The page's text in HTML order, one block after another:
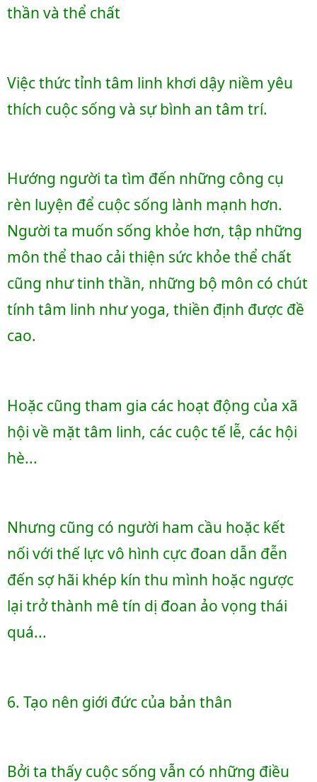
thần và thể chất
Việc thức tỉnh tâm linh khơi dậy niềm yêu
thích cuộc sống và sự bình an tâm trí.
Hướng người ta tìm đến những công cụ
rèn luyện để cuộc sống lành mạnh hơn.
Người ta muốn sống khỏe hơn, tập những
môn thể thao cải thiện sức khỏe thể chất
cũng như tinh thần, những bộ môn có chút
tính tâm linh như yoga, thiền định được đề
cao.
Hoặc cũng tham gia các hoạt động của xã
hội về mặt tâm linh, các cuộc tế lễ, các hội
hè...
Nhưng cũng có người ham cầu hoặc kết
nối với thế lực vô hình cực đoan dẫn đễn
đến sợ hãi khép kín thu mình hoặc ngược
lại trở thành mê tín dị đoan ảo vọng thái
quá...
6. Tạo nên giới đức của bản thân
Bởi ta thấy cuộc sống vẫn có những điều